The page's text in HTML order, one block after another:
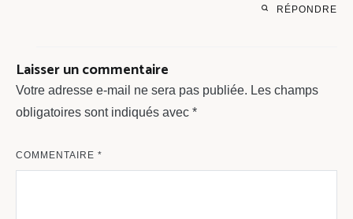
RÉPONDRE
Laisser un commentaire
Votre adresse e-mail ne sera pas publiée. Les champs
obligatoires sont indiqués avec *
COMMENTAIRE *